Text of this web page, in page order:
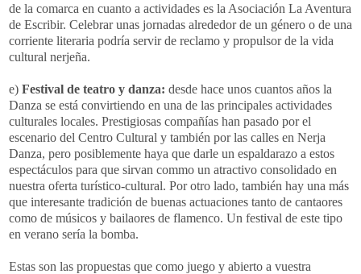
de la comarca en cuanto a actividades es la Asociación La Aventura
de Escribir. Celebrar unas jornadas alrededor de un género o de una
corriente literaria podría servir de reclamo y propulsor de la vida
cultural nerjeña.
e) Festival de teatro y danza: desde hace unos cuantos años la
Danza se está convirtiendo en una de las principales actividades
culturales locales. Prestigiosas compañías han pasado por el
escenario del Centro Cultural y también por las calles en Nerja
Danza, pero posiblemente haya que darle un espaldarazo a estos
espectáculos para que sirvan commo un atractivo consolidado en
nuestra oferta turístico-cultural. Por otro lado, también hay una más
que interesante tradición de buenas actuaciones tanto de cantaores
como de músicos y bailaores de flamenco. Un festival de este tipo
en verano sería la bomba.
Estas son las propuestas que como juego y abierto a vuestra